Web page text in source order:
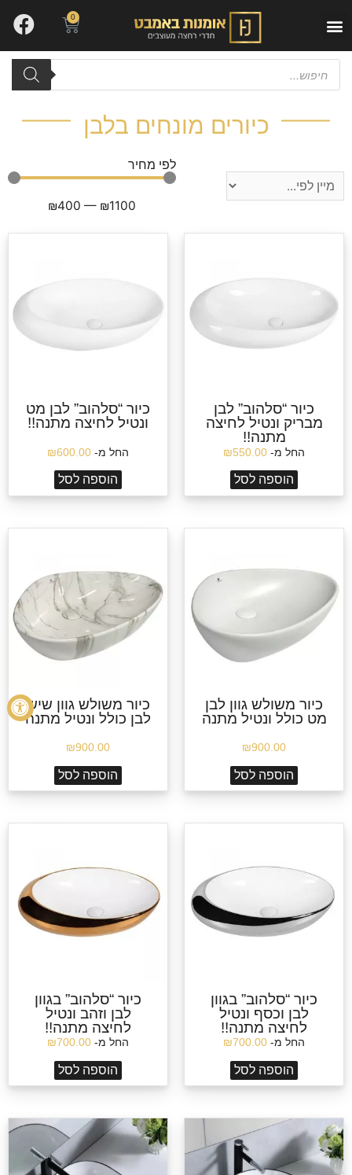
0
כיורים מונחים בלבן
לפי מחיר
₪400 — ₪1100
כיור “סלהוב” לבן
מבריק ונטיל לחיצה
מתנה!!
החל מ- ₪550.00
הוספה לסל
כיור “סלהוב” לבן מט
ונטיל לחיצה מתנה!!
החל מ- ₪600.00
הוספה לסל
כיור משולש גוון לבן
מט כולל ונטיל מתנה
₪900.00
הוספה לסל
כיור משולש גוון שיש
לבן כולל ונטיל מתנה
₪900.00
הוספה לסל
כיור “סלהוב” בגוון
לבן וכסף ונטיל
לחיצה מתנה!!
החל מ- ₪700.00
הוספה לסל
כיור “סלהוב” בגוון
לבן וזהב ונטיל
לחיצה מתנה!!
החל מ- ₪700.00
הוספה לסל